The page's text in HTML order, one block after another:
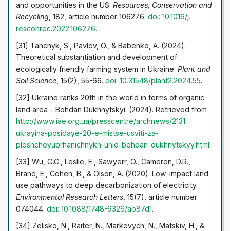
and opportunities in the US.Resources, Conservation and
Recycling , 182, article number 106276.doi: 10.1016/j.
resconrec.2022.106276.
[31] Tanchyk, S., Pavlov, O., & Babenko, A. (2024).
Theoretical substantiation and development of
ecologically friendly farming system in Ukraine.Plant and
Soil Science , 15(2), 55-66.doi: 10.31548/plant2.2024.55.
[32] Ukraine ranks 20th in the world in terms of organic
land area – Bohdan Dukhnytskyi. (2024). Retrieved from
http://www.iae.org.ua/presscentre/archnews/2131-
ukrayina-posidaye-20-e-mistse-usviti-za-
ploshcheyuorhanichnykh-uhid-bohdan-dukhnytskyy.html.
[33] Wu, G.C., Leslie, E., Sawyerr, O., Cameron, D.R.,
Brand, E., Cohen, B., & Olson, A. (2020). Low-impact land
use pathways to deep decarbonization of electricity.
Environmental Research Letters , 15(7), article number
074044.doi: 10.1088/1748-9326/ab87d1.
[34] Zelisko, N., Raiter, N., Markovych, N., Matskiv, H., &